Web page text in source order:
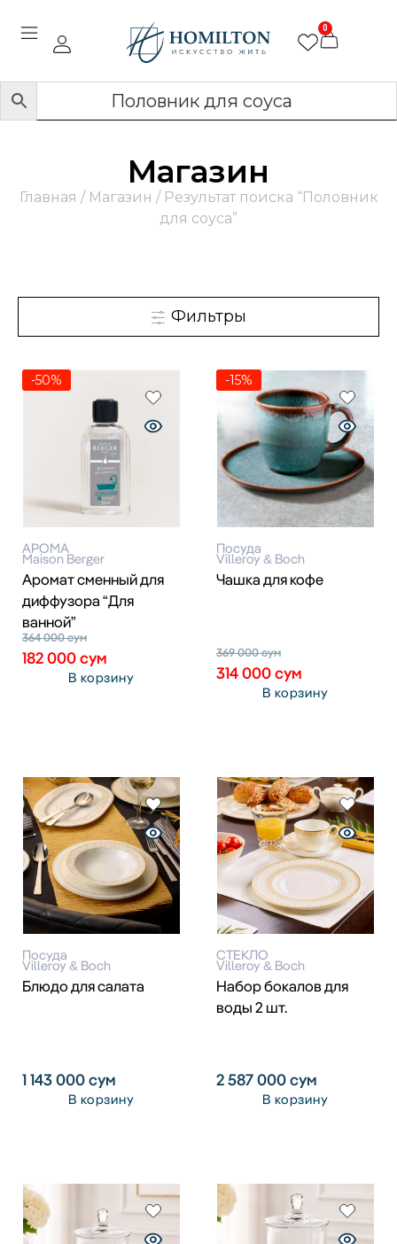
0
Магазин
Главная / Магазин / Результат поиска “Половник
для соуса”
Фильтры
-50%
АРОМА
Maison Berger
Аромат сменный для
диффузора “Для
ванной”
364 000сум
182 000сум
В корзину
-15%
Посуда
Villeroy & Boch
Чашка для кофе
369 000сум
314 000сум
В корзину
Посуда
Villeroy & Boch
Блюдо для салата
1 143 000сум
В корзину
СТЕКЛО
Villeroy & Boch
Набор бокалов для
воды 2 шт.
2 587 000сум
В корзину